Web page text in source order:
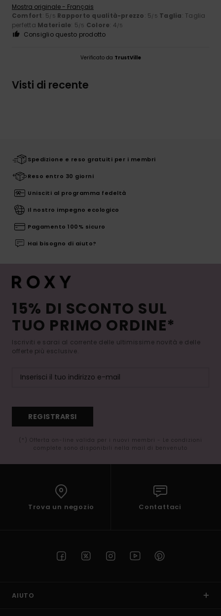
Mostra originale - Français
Comfort: 5/5 Rapporto qualità-prezzo: 5/5 Taglia: Taglia
perfetta Materiale: 5/5 Colore: 4/5
Consiglio questo prodotto
Verificato da TrustVille
Visti di recente
Spedizione e reso gratuiti per i membri
Reso entro 30 giorni
Unisciti al programma fedeltà
Il nostro impegno ecologico
Pagamento 100% sicuro
Hai bisogno di aiuto?
15% DI SCONTO SUL
TUO PRIMO ORDINE*
Iscriviti e sarai al corrente delle ultimissime novità e delle
offerte più esclusive.
REGISTRARSI
(*) Offerta on-line valida per i nuovi membri - Le condizioni
complete sono disponibili nella mail di benvenuto
Trova un negozio Contattaci
AIUTO